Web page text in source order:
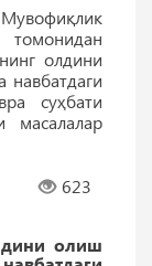
олдини
суҳбати
масалалар
623
олиш